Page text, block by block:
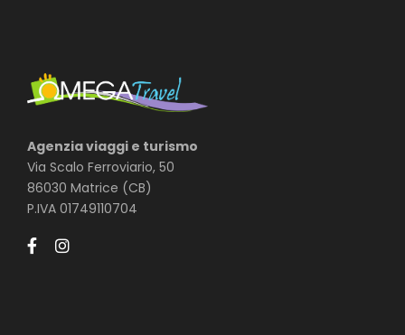
Agenzia viaggi e turismo
Via Scalo Ferroviario, 50
86030 Matrice (CB)
P.IVA 01749110704